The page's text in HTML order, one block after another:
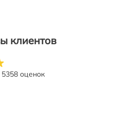
клиентов
5358 оценок